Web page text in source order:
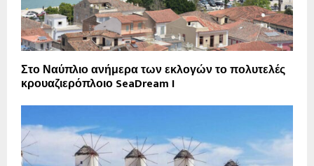
Στο Ναύπλιο ανήμερα των εκλογών το πολυτελές
κρουαζιερόπλοιο SeaDream I